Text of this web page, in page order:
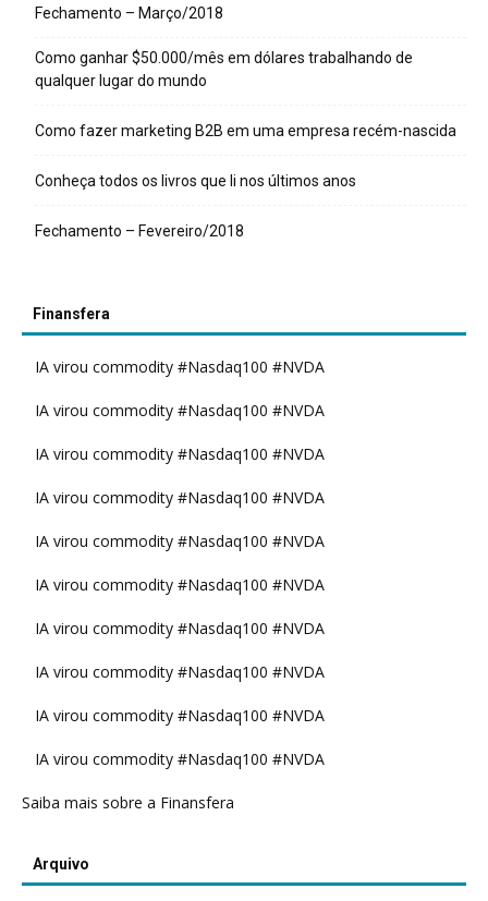
Fechamento – Março/2018
Como ganhar $50.000/mês em dólares trabalhando de
qualquer lugar do mundo
Como fazer marketing B2B em uma empresa recém-nascida
Conheça todos os livros que li nos últimos anos
Fechamento – Fevereiro/2018
Finansfera
IA virou commodity #Nasdaq100 #NVDA
IA virou commodity #Nasdaq100 #NVDA
IA virou commodity #Nasdaq100 #NVDA
IA virou commodity #Nasdaq100 #NVDA
IA virou commodity #Nasdaq100 #NVDA
IA virou commodity #Nasdaq100 #NVDA
IA virou commodity #Nasdaq100 #NVDA
IA virou commodity #Nasdaq100 #NVDA
IA virou commodity #Nasdaq100 #NVDA
IA virou commodity #Nasdaq100 #NVDA
Saiba mais sobre a Finansfera
Arquivo